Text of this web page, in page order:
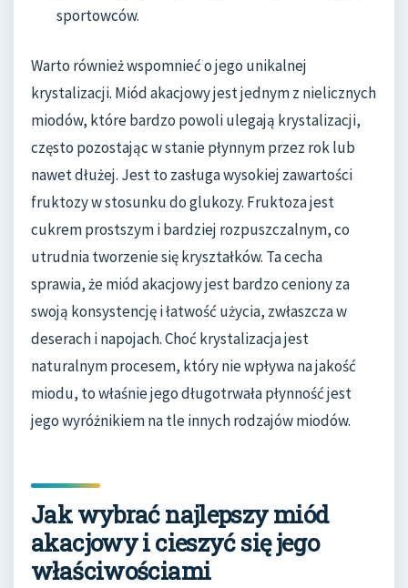
sportowców.
Warto również wspomnieć o jego unikalnej
krystalizacji. Miód akacjowy jest jednym z nielicznych
miodów, które bardzo powoli ulegają krystalizacji,
często pozostając w stanie płynnym przez rok lub
nawet dłużej. Jest to zasługa wysokiej zawartości
fruktozy w stosunku do glukozy. Fruktoza jest
cukrem prostszym i bardziej rozpuszczalnym, co
utrudnia tworzenie się kryształków. Ta cecha
sprawia, że miód akacjowy jest bardzo ceniony za
swoją konsystencję i łatwość użycia, zwłaszcza w
deserach i napojach. Choć krystalizacja jest
naturalnym procesem, który nie wpływa na jakość
miodu, to właśnie jego długotrwała płynność jest
jego wyróżnikiem na tle innych rodzajów miodów.
Jak wybrać najlepszy miód
akacjowy i cieszyć się jego
właściwościami